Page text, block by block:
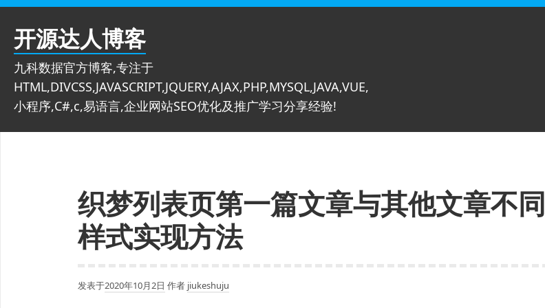
跳
开源达人博客
九科数据官方博客,专注于
HTML,DIVCSS,JAVASCRIPT,JQUERY,AJAX,PHP,MYSQL,JAVA,VUE,
小程序,C#,c,易语言,企业网站SEO优化及推广学习分享经验!
织梦列表页第一篇文章与其他文章不同
样式实现方法
发表于2020年10月2日 作者 jiukeshuju